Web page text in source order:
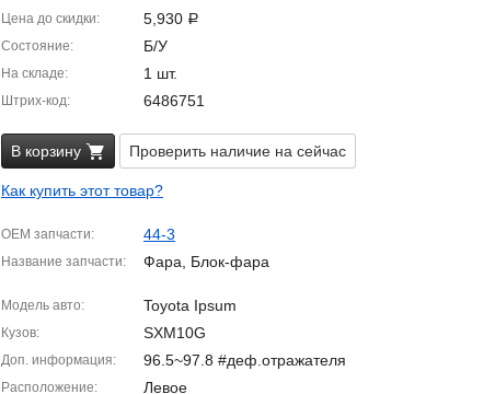
Цена до скидки 5,930 Р
Состояние Б/У
На складе 1 шт.
Штрих-код 6486751
В корзину Проверить наличие на сейчас
Как купить этот товар?
OEM запчасти 44-3
Название запчасти Фара, Блок-фара
Модель авто Toyota Ipsum
Кузов SXM10G
Доп. информация 96.5~97.8 #деф.отражателя
Расположение Левое